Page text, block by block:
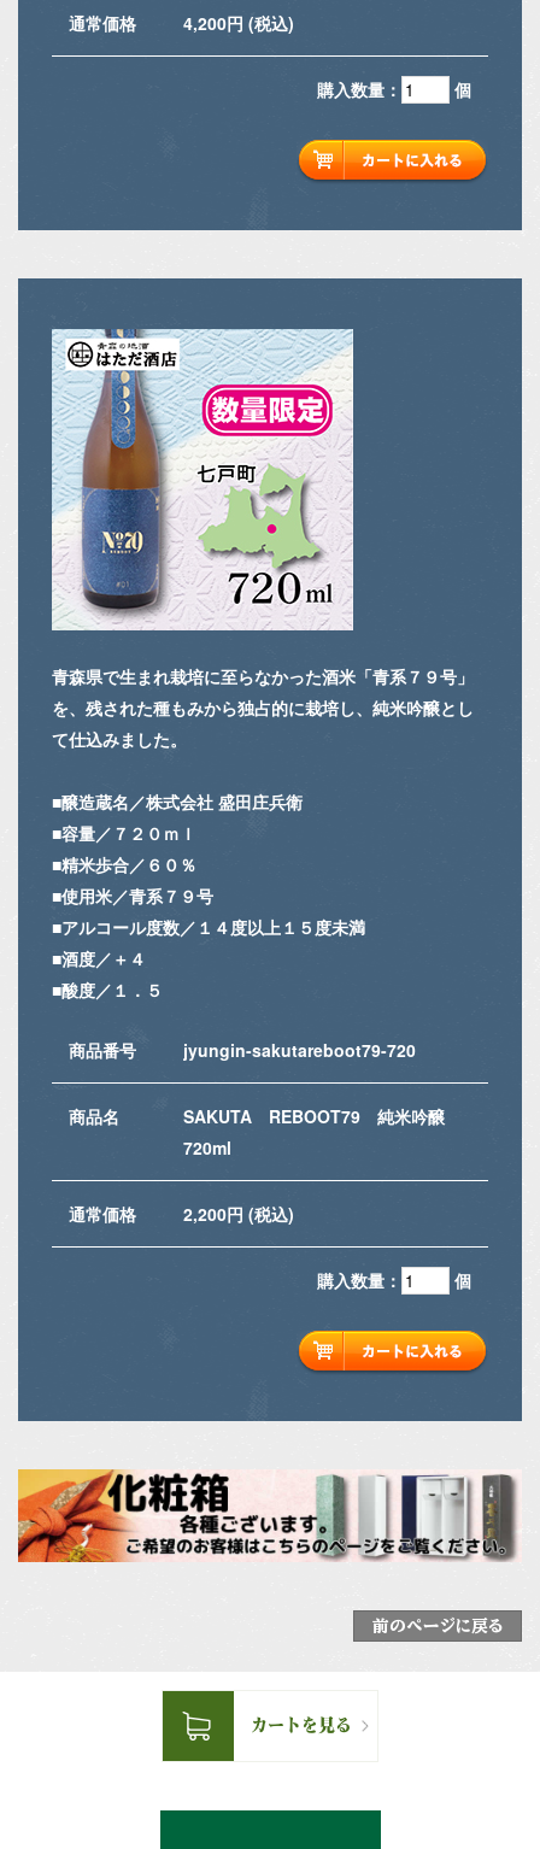
通常価格 4,200円 (税込)
購入数量： 個
青森県で生まれ栽培に至らなかった酒米「青系７９号」
を、残された種もみから独占的に栽培し、純米吟醸とし
て仕込みました。
■醸造蔵名／株式会社 盛田庄兵衛
■容量／７２０ｍｌ
■精米歩合／６０％
■使用米／青系７９号
■アルコール度数／１４度以上１５度未満
■酒度／＋４
■酸度／１．５
商品番号 jyungin-sakutareboot79-720
商品名
SAKUTA REBOOT79 純米吟醸
720ml
通常価格 2,200円 (税込)
購入数量： 個
前のページに戻る